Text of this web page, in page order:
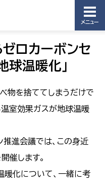
メニュー
ロカーボンセ
球温暖化」
べ物を捨ててしまうだけで
温室効果ガスが地球温暖
推進会議では、この身近
催します。
暖化について、一緒に考